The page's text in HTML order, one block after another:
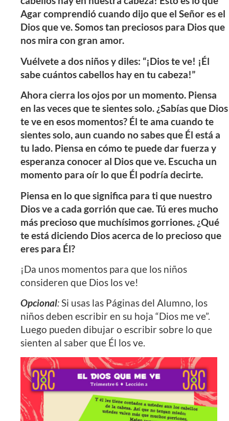
Agar comprendió cuando dijo que el Señor es el
Dios que ve. Somos tan preciosos para Dios que
nos mira con gran amor.
Vuélvete a dos niños y diles: “¡Dios te ve! ¡Él
sabe cuántos cabellos hay en tu cabeza!”
Ahora cierra los ojos por un momento. Piensa
en las veces que te sientes solo. ¿Sabías que Dios
te ve en esos momentos? Él te ama cuando te
sientes solo, aun cuando no sabes que Él está a
tu lado. Piensa en cómo te puede dar fuerza y
esperanza conocer al Dios que ve. Escucha un
momento para oír lo que Él podría decirte.
Piensa en lo que significa para ti que nuestro
Dios ve a cada gorrión que cae. Tú eres mucho
más precioso que muchísimos gorriones. ¿Qué
te está diciendo Dios acerca de lo precioso que
eres para Él?
¡Da unos momentos para que los niños
consideren que Dios los ve!
Opcional:Si usas las Páginas del Alumno, los
niños deben escribir en su hoja “Dios me ve”.
Luego pueden dibujar o escribir sobre lo que
sienten al saber que Él los ve.